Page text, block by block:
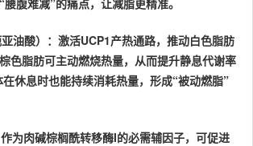
油酸）：激活UCP1产热通路，推动白色脂肪
色脂肪可主动燃烧热量，从而提升静息代谢率
休息时也能持续消耗热量，形成“被动燃脂”
为肉碱棕榈酰转移酶I的必需辅因子，可促进